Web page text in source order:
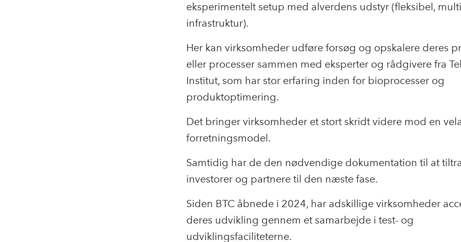
eksperimentelt setup med alverdens udstyr (fleksibel,
infrastruktur).
Her kan virksomheder udføre forsøg og opskalere deres
eller processer sammen med eksperter og rådgivere fra
Institut, som har stor erfaring inden for bioprocesser og
produktoptimering.
Det bringer virksomheder et stort skridt videre mod en
forretningsmodel.
Samtidig har de den nødvendige dokumentation til at
investorer og partnere til den næste fase.
Siden BTC åbnede i 2024, har adskillige virksomheder
deres udvikling gennem et samarbejde i test- og
udviklingsfaciliteterne.